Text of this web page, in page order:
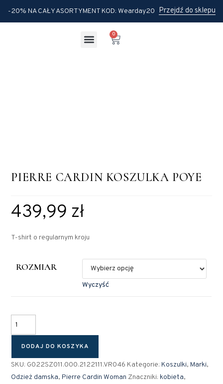
-20% NA CAŁY ASORTYMENT KOD: Wearday20 Przejdź do sklepu
0
PIERRE CARDIN KOSZULKA POYE
439,99 zł
T-shirt o regularnym kroju
ROZMIAR
Wyczyść
DODAJ DO KOSZYKA
SKU: G022SZ011.000.2122111.VR046 Kategorie: Koszulki, Marki,
Odzież damska, Pierre Cardin Woman Znaczniki: kobieta,